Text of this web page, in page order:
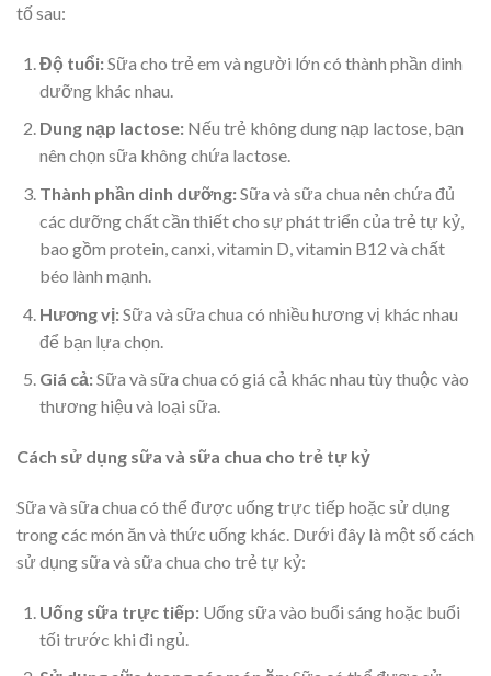
tố sau:
Độ tuổi:Sữa cho trẻ em và người lớn có thành phần dinh
dưỡng khác nhau.
Dung nạp lactose:Nếu trẻ không dung nạp lactose, bạn
nên chọn sữa không chứa lactose.
Thành phần dinh dưỡng:Sữa và sữa chua nên chứa đủ
các dưỡng chất cần thiết cho sự phát triển của trẻ tự kỷ,
bao gồm protein, canxi, vitamin D, vitamin B12 và chất
béo lành mạnh.
Hương vị:Sữa và sữa chua có nhiều hương vị khác nhau
để bạn lựa chọn.
Giá cả:Sữa và sữa chua có giá cả khác nhau tùy thuộc vào
thương hiệu và loại sữa.
Cách sử dụng sữa và sữa chua cho trẻ tự kỷ
Sữa và sữa chua có thể được uống trực tiếp hoặc sử dụng
trong các món ăn và thức uống khác. Dưới đây là một số cách
sử dụng sữa và sữa chua cho trẻ tự kỷ:
Uống sữa trực tiếp:Uống sữa vào buổi sáng hoặc buổi
tối trước khi đi ngủ.